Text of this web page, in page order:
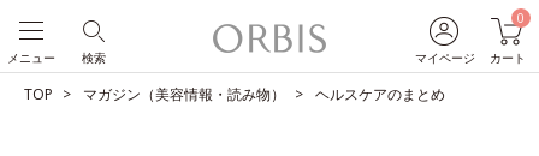
マイページ
0
カート
検索
メニュー
TOP マガジン（美容情報・読み物） ヘルスケアのまとめ